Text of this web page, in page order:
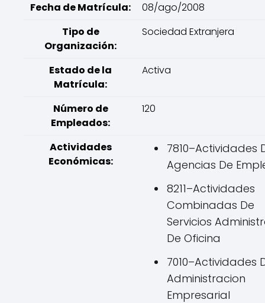
Fecha de Matrícula:
08/ago/2008
Tipo de
Organización:
Sociedad Extranjera
Estado de la
Matrícula:
Activa
Número de
Empleados:
120
Actividades
Económicas:
7810–Actividades
Agencias De
8211–Actividades
Combinadas De
Servicios
De Oficina
7010–Actividades
Administracion
Empresarial